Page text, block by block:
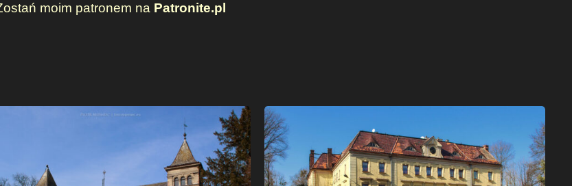
moim patronem na Patronite.pl
Pałac
w
Wojnowicach
–